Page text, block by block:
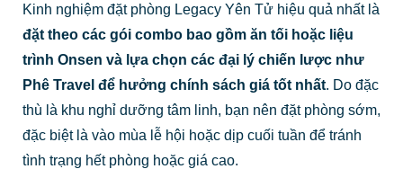
Kinh nghiệm đặt phòng Legacy Yên Tử hiệu quả nhất là
đặt theo các gói combo bao gồm ăn tối hoặc liệu
trình Onsen và lựa chọn các đại lý chiến lược như
Phê Travel để hưởng chính sách giá tốt nhất. Do đặc
thù là khu nghỉ dưỡng tâm linh, bạn nên đặt phòng sớm,
đặc biệt là vào mùa lễ hội hoặc dịp cuối tuần để tránh
tình trạng hết phòng hoặc giá cao.